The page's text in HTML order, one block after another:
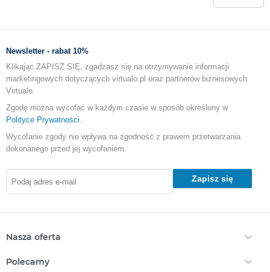
Newsletter - rabat 10%
Klikając ZAPISZ SIĘ, zgadzasz się na otrzymywanie informacji
marketingowych dotyczących virtualo.pl oraz partnerów biznesowych
Virtualo.
Zgodę można wycofać w każdym czasie w sposób określony w
Polityce Prywatności.
Wycofanie zgody nie wpływa na zgodność z prawem przetwarzania
dokonanego przed jej wycofaniem.
Zapisz się
Nasza oferta
Audiobooki
Polecamy